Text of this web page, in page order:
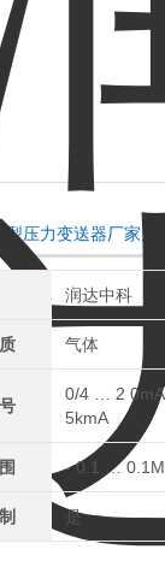
型压力变送器厂家产
润达中科
气体
0/4 … 2
5kmA
- 0.1 … 0.1M
是